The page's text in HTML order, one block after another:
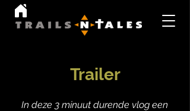
Trailer
In deze 3 minuut durende vlog een